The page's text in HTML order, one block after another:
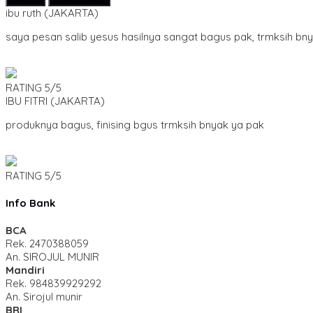
ibu ruth (JAKARTA)
saya pesan salib yesus hasilnya sangat bagus pak, trmksih
RATING 5/5
IBU FITRI (JAKARTA)
produknya bagus, finising bgus trmksih bnyak ya pak
RATING 5/5
Info Bank
BCA
Rek. 2470388059
An. SIROJUL MUNIR
Mandiri
Rek. 984839929292
An. Sirojul munir
BRI